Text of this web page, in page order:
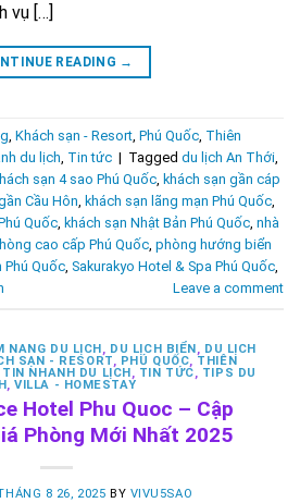
vụ […]
READING →
, Khách sạn - Resort, Phú Quốc, Thiên
du lịch, Tin tức | Tagged du lịch An Thới,
sạn 4 sao Phú Quốc, khách sạn gần cáp
Cầu Hôn, khách sạn lãng mạn Phú Quốc,
Quốc, khách sạn Nhật Bản Phú Quốc, nhà
cao cấp Phú Quốc, phòng hướng biển
Phú Quốc, Sakurakyo Hotel & Spa Phú Quốc,
Leave a comment
NANG DU LỊCH, DU LỊCH BIỂN, DU LỊCH
SẠN - RESORT, PHÚ QUỐC, THIÊN
TIN NHANH DU LỊCH, TIN TỨC, TIPS DU
,VILLA - HOMESTAY
Hotel Phu Quoc – Cập
Phòng Mới Nhất 2025
8 26, 2025 BY VIVU5SAO